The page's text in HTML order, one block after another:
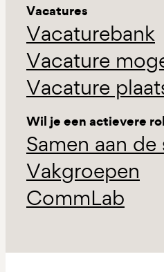
Vacatures
Vacaturebank
Vacature
Vacature
Wil je een actievere
Samen aan de
Vakgroepen
CommLab